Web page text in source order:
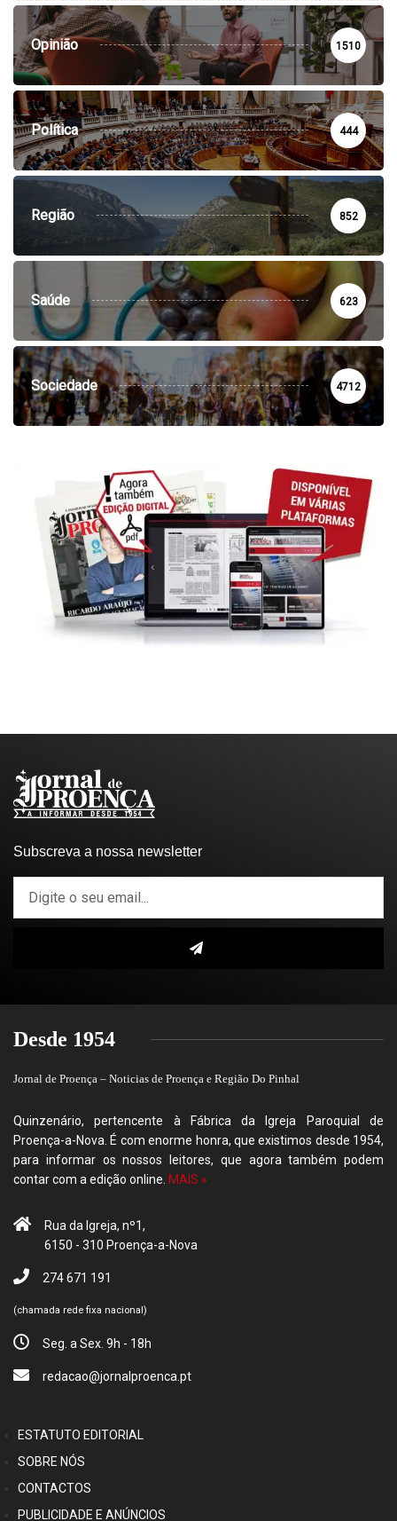
Opinião 1510
Política 444
Região 852
Saúde 623
Sociedade 4712
Subscreva a nossa newsletter
Desde 1954
Jornal de Proença – Noticias de Proença e Região Do Pinhal
Quinzenário, pertencente à Fábrica da Igreja Paroquial de
Proença-a-Nova. É com enorme honra, que existimos desde 1954,
para informar os nossos leitores, que agora também podem
contar com a edição online. MAIS »
Rua da Igreja, nº1,
6150 - 310 Proença-a-Nova
274 671 191
(chamada rede fixa nacional)
Seg. a Sex. 9h - 18h
redacao@jornalproenca.pt
ESTATUTO EDITORIAL
SOBRE NÓS
CONTACTOS
PUBLICIDADE E ANÚNCIOS